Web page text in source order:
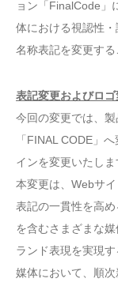
ョン「FinalCode」
体における視認性
名称表記を変更する
表記変更およびロ
今回の変更では、
「FINAL CODE」
インを変更いたしま
本変更は、Webサ
表記の一貫性を高
を含むさまざまな
ランド表現を実現
媒体において、順次